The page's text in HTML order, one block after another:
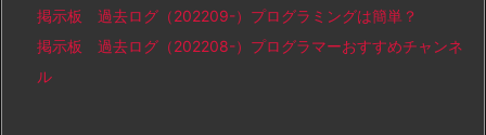
掲示板 過去ログ（202209-）プログラミングは簡単？
掲示板 過去ログ（202208-）プログラマーおすすめチャンネ
ル